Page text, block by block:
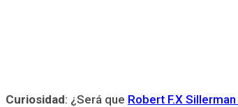
Curiosidad: ¿Será que Robert F.X Sillerman